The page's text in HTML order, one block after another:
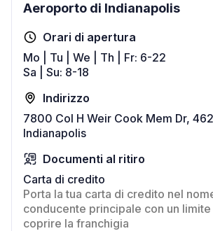
Aeroporto di Indianapolis
Orari di apertura
Mo | Tu | We | Th | Fr: 6-22
Sa | Su: 8-18
Indirizzo
7800 Col H Weir Cook Mem Dr,
Indianapolis
Documenti al ritiro
Carta di credito
Porta la tua carta di credito nel
conducente principale con un
coprire la franchigia